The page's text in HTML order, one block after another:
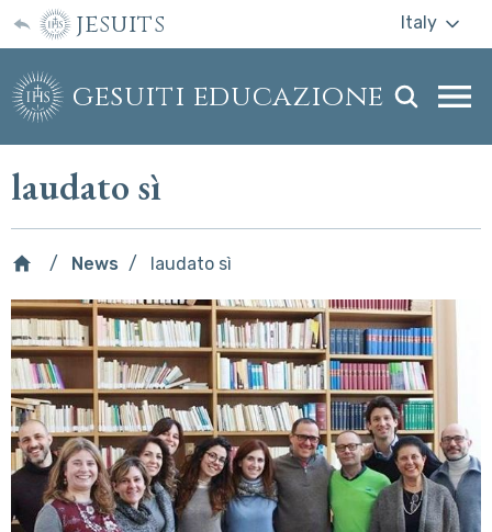
jesuits Italy
gesuiti educazione
laudato sì
News laudato sì